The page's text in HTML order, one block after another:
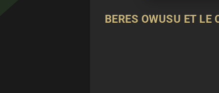
BERES OWUSU ET LE